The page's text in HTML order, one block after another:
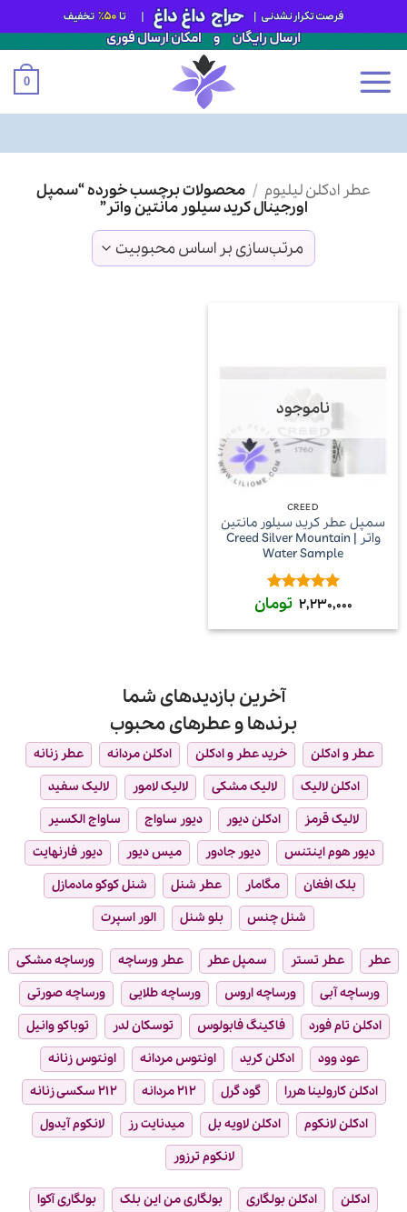
0
عطر ادکلن لیلیوم / محصولات برچسب خورده “سمپل
اورجینال کرید سیلور مانتین واتر”
ناموجود
CREED
سمپل عطر کرید سیلور مانتین
واتر | Creed Silver Mountain
Water Sample
امتیاز5از 2,230,000 تومان
آخرین بازدیدهای شما
برندها و عطرهای محبوب
عطر و ادکلن خرید عطر و ادکلن ادکلن مردانه
عطر زنانه
ادکلن لالیک
لالیک مشکی لالیک لامور
لالیک سفید
لالیک قرمز
ادکلن دیور دیور ساواج
ساواج الکسیر
دیور هوم اینتنس
دیور جادور میس دیور
دیور فارنهایت
بلک افغان
مگامار عطر شنل
شنل کوکو مادمازل
شنل چنس
بلو شنل الور اسپرت
عطر عطر تستر سمپل عطر عطر ورساچه
ورساچه مشکی
ورساچه آبی
ورساچه اروس ورساچه طلایی
ورساچه صورتی
ادکلن تام فورد
فاکینگ فابولوس توسکان لدر
توباکو وانیل
عود وود
ادکلن کرید اونتوس مردانه
اونتوس زنانه
ادکلن کارولینا هررا
گود گرل ۲۱۲ مردانه
۲۱۲ سکسی زنانه
ادکلن لانکوم
ادکلن لاویه بل میدنایت رز
لانکوم آیدول
لانکوم ترزور
ادکلن ادکلن بولگاری بولگاری من این بلک
بولگاری آکوا